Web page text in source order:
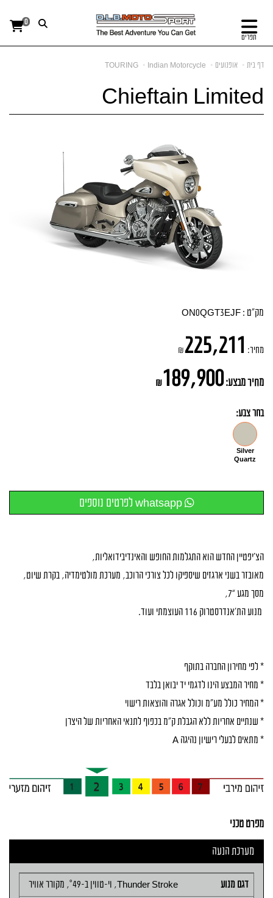
תפריט
0
דף בית אופנועים Indian Motorcycle
TOURING
Chieftain Limited
מק"ט : ON0QGT3EJF
מחיר: ₪225,211
מחיר מבצע: ₪189,900
בחר צבע:
Silver
Quartz
whatsapp לפרטים נוספים
הצ’יפטיין החדש הוא התגלמות החופש והאינדיבידואליות,
מאובזר בשני ארגזים שיספיקו לכל צורכי הרוכב, מערכת מולטימדיה, בקרת שיוט,
מסך מגע “7,
מנוע הת’אנדרסטרוק 116 העוצמתי ועוד.
* לפי מחירון החברה בתוקף
* מחיר המבצע הינו לדגמי יד יבואן בלבד
* המחיר כולל מע"מ וכולל אגרה והוצאות רישוי
* שנתיים אחריות ללא הגבלת ק"מ בכפוף לתנאי האחריות של היצרן
* מתאים לבעלי רישיון נהיגה A
מפרט טכני
מערכת הנעה
דגם מנוע Thunder Stroke, וי-טווין ב-49˚, מקורר אוויר